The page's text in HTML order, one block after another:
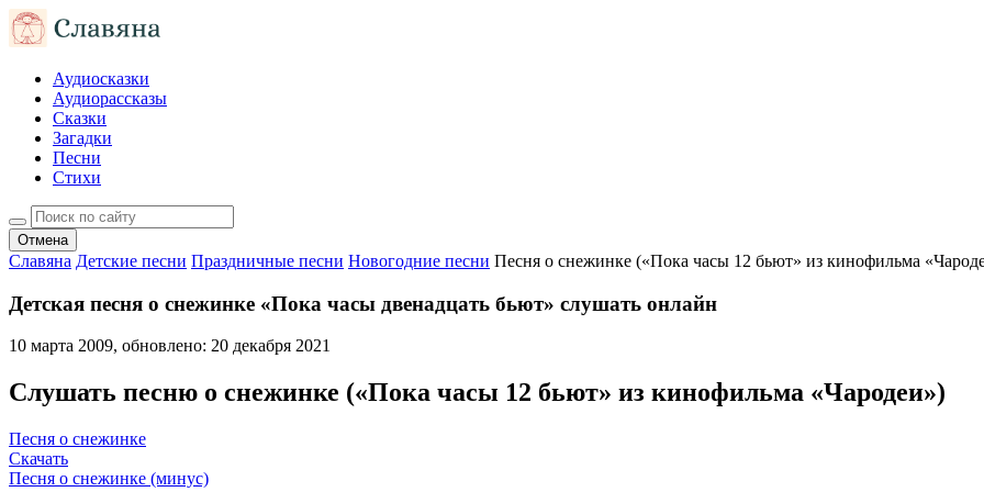
Аудиосказки
Аудиорассказы
Сказки
Загадки
Песни
Стихи
Отмена
Славяна Детские песни Праздничные песни Новогодние песни Песня о снежинке («Пока часы 12 бьют» из кинофильма
Детская песня о снежинке «Пока часы двенадцать бьют» слушать онлайн
10 марта 2009, обновлено: 20 декабря 2021
Слушать песню о снежинке («Пока часы 12 бьют» из кинофильма «Чародеи»)
Песня о снежинке
Скачать
Песня о снежинке (минус)